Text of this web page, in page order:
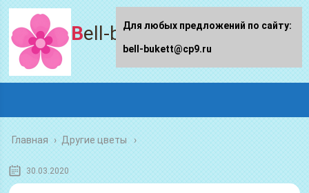
Bell-bukett.ru
Главная › Другие цветы
30.03.2020
Для любых предложений по сайту:
bell-bukett@cp9.ru